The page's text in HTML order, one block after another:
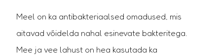
Meel on ka antibakteriaalsed omadused, mis
aitavad võidelda nahal esinevate bakteritega.
Mee ja vee lahust on hea kasutada ka